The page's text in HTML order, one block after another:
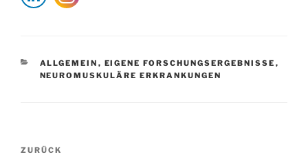
KATEGORIEN
ALLGEMEIN , EIGENE FORSCHUNGSERGEBNISSE ,
NEUROMUSKULÄRE ERKRANKUNGEN
Beitragsnavigation
Vorheriger
ZURÜCK